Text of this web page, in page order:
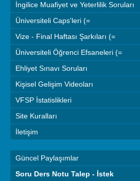
İngilice Muafiyet ve Yeterlilik Soruları
Üniversiteli Caps'leri (=
Vize - Final Haftası Şarkıları (=
Üniversiteli Öğrenci Efsaneleri (=
Ehliyet Sınavı Soruları
Kişisel Gelişim Videoları
VFSP İstatislikleri
Site Kuralları
İletişim
Güncel Paylaşımlar
Soru Ders Notu Talep - İstek